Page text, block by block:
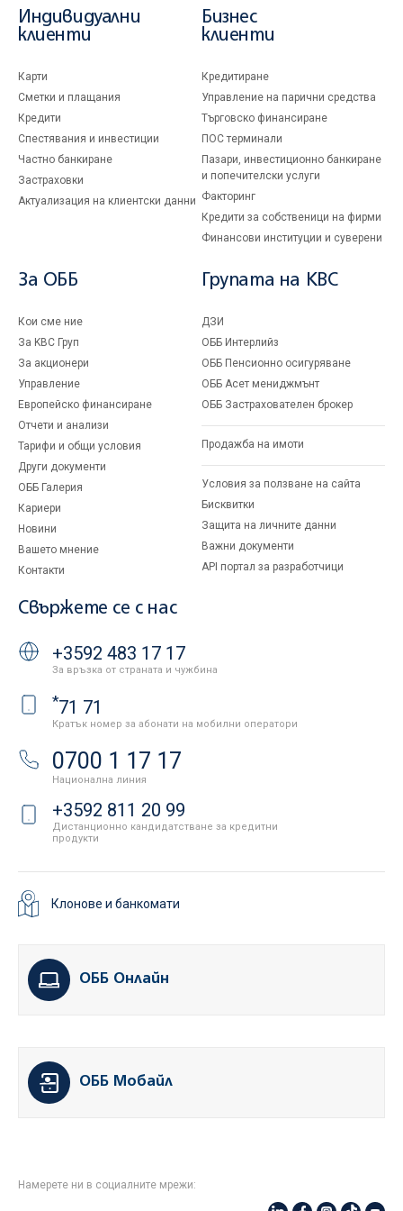
Индивидуални
клиенти
Карти
Сметки и плащания
Кредити
Спестявания и инвестиции
Частно банкиране
Застраховки
Актуализация на клиентски данни
Бизнес
клиенти
Кредитиране
Управление на парични средства
Търговско финансиране
ПОС терминали
Пазари, инвестиционно банкиране
и попечителски услуги
Факторинг
Кредити за собственици на фирми
Финансови институции и суверени
За ОББ
Кои сме ние
За KBC Груп
За акционери
Управление
Европейско финансиране
Отчети и анализи
Тарифи и общи условия
Други документи
ОББ Галерия
Кариери
Новини
Вашето мнение
Контакти
Групата на KBC
ДЗИ
ОББ Интерлийз
ОББ Пенсионно осигуряване
ОББ Асет мениджмънт
ОББ Застрахователен брокер
Продажба на имоти
Условия за ползване на сайта
Бисквитки
Защита на личните данни
Важни документи
API портал за разработчици
Свържете се с нас
+3592 483 17 17
За връзка от страната и чужбина
*71 71
Кратък номер за абонати на мобилни оператори
0700 1 17 17
Национална линия
+3592 811 20 99
Дистанционно кандидатстване за кредитни
продукти
Клонове и банкомати
ОББ Онлайн
ОББ Мобайл
Намерете ни в социалните мрежи: